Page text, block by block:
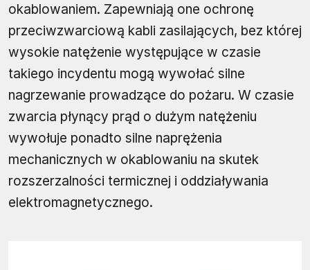
okablowaniem. Zapewniają one ochronę
przeciwzwarciową kabli zasilających, bez której
wysokie natężenie występujące w czasie
takiego incydentu mogą wywołać silne
nagrzewanie prowadzące do pożaru. W czasie
zwarcia płynący prąd o dużym natężeniu
wywołuje ponadto silne naprężenia
mechanicznych w okablowaniu na skutek
rozszerzalności termicznej i oddziaływania
elektromagnetycznego.